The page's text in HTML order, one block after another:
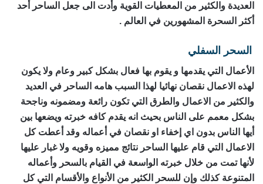
العديدة والكثير من المعطيات القوية وأدت الى جعل الساحر أحد
أكثر السحرة المشهورين في العالم .
السحر السفلي
الأعمال التي يقدمها و يقوم بها فعال بشكل كبير وعام ولا يكون
لهذه الاعمال نقصان نهائيا لهذا السبب هامه الساحر في العديد
والكثير من الاعمال والطرق التي تكون رائعة ومضمونه وناجحة
بشكل معمم على الناس بحيث انه يقدم كافه خبرته ويضعها بين
أيها الناس بدون اي إخفاء او نقصان في أعماله وقد أعطت كل
الاعمال التي قام عليها الساحر نتائج مميزه وقويه ولا غبار عليها
لأنها تمت من خلال خبرته الواسعة في القيام بالسحر وأعماله
المتنوعة كذلك وإن للسحر الكثير من الأنواع والأقسام التي كل